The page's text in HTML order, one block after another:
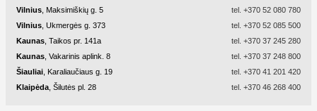
Vilnius , Maksimiškių g. 5 tel. +370 52 080 780
Vilnius , Ukmergės g. 373 tel. +370 52 085 500
Kaunas , Taikos pr. 141a tel. +370 37 245 280
Kaunas , Vakarinis aplink. 8 tel. +370 37 248 800
Šiauliai , Karaliaučiaus g. 19 tel. +370 41 201 420
Klaipėda , Šilutės pl. 28 tel. +370 46 268 400